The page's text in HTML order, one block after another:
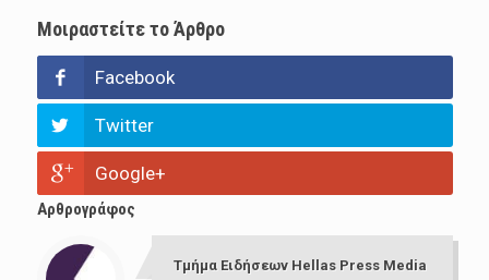
Μοιραστείτε το Άρθρο
Facebook
Twitter
Google+
Αρθρογράφος
Τμήμα Ειδήσεων Hellas Press Media